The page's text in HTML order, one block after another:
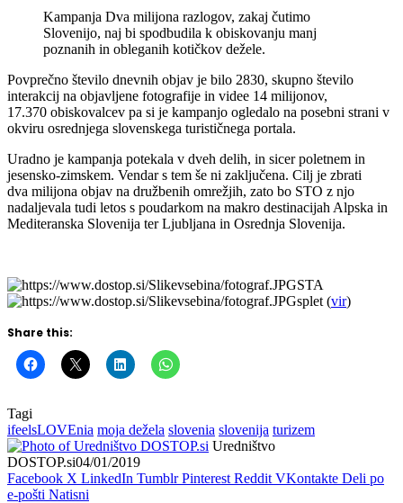
Kampanja Dva milijona razlogov, zakaj čutimo
Slovenijo, naj bi spodbudila k obiskovanju manj
poznanih in obleganih kotičkov dežele.
Povprečno število dnevnih objav je bilo 2830, skupno število
interakcij na objavljene fotografije in videe 14 milijonov,
17.370 obiskovalcev pa si je kampanjo ogledalo na posebni strani v
okviru osrednjega slovenskega turističnega portala.
Uradno je kampanja potekala v dveh delih, in sicer poletnem in
jesensko-zimskem. Vendar s tem še ni zaključena. Cilj je zbrati
dva milijona objav na družbenih omrežjih, zato bo STO z njo
nadaljevala tudi letos s poudarkom na makro destinacijah Alpska in
Mediteranska Slovenija ter Ljubljana in Osrednja Slovenija.
STA
splet (vir)
Share this:
Tagi
ifeelsLOVEnia moja dežela slovenia slovenija turizem
Uredništvo
DOSTOP.si04/01/2019
Facebook X LinkedIn Tumblr Pinterest Reddit VKontakte Deli po
e-pošti Natisni